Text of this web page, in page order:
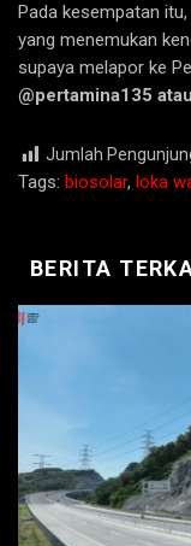
Pada kesempatan
yang menemukan
supaya melapor ke
@pertamina135
Jumlah
Tags: biosolar, loka
BERITA